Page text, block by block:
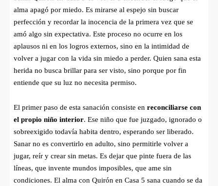
alma apagó por miedo. Es mirarse al espejo sin buscar
perfección y recordar la inocencia de la primera vez que se
amó algo sin expectativa. Este proceso no ocurre en los
aplausos ni en los logros externos, sino en la intimidad de
volver a jugar con la vida sin miedo a perder. Quien sana esta
herida no busca brillar para ser visto, sino porque por fin
entiende que su luz no necesita permiso.
El primer paso de esta sanación consiste en reconciliarse con
el propio niño interior. Ese niño que fue juzgado, ignorado o
sobreexigido todavía habita dentro, esperando ser liberado.
Sanar no es convertirlo en adulto, sino permitirle volver a
jugar, reír y crear sin metas. Es dejar que pinte fuera de las
líneas, que invente mundos imposibles, que ame sin
condiciones. El alma con Quirón en Casa 5 sana cuando se da